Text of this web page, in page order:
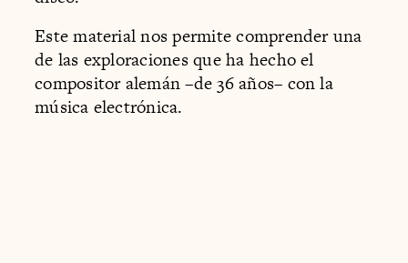
Este material nos permite comprender una
de las exploraciones que ha hecho el
compositor alemán –de 36 años– con la
música electrónica.